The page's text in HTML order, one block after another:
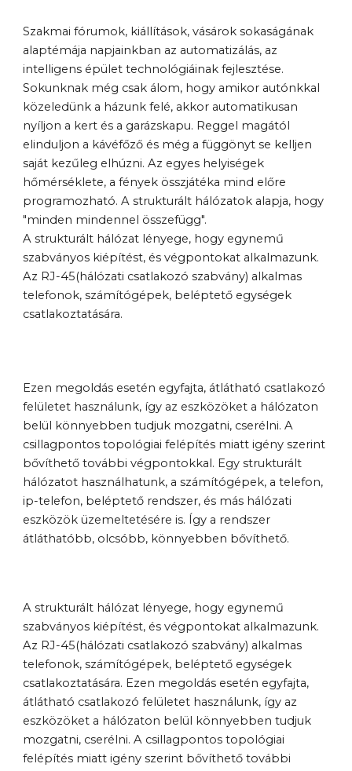
Szakmai fórumok, kiállítások, vásárok sokaságának
alaptémája napjainkban az automatizálás, az
intelligens épület technológiáinak fejlesztése.
Sokunknak még csak álom, hogy amikor autónkkal
közeledünk a házunk felé, akkor automatikusan
nyíljon a kert és a garázskapu. Reggel magától
elinduljon a kávéfőző és még a függönyt se kelljen
saját kezűleg elhúzni. Az egyes helyiségek
hőmérséklete, a fények összjátéka mind előre
programozható. A strukturált hálózatok alapja, hogy
"minden mindennel összefügg".
A strukturált hálózat lényege, hogy egynemű
szabványos kiépítést, és végpontokat alkalmazunk.
Az RJ-45(hálózati csatlakozó szabvány) alkalmas
telefonok, számítógépek, beléptető egységek
csatlakoztatására.
Ezen megoldás esetén egyfajta, átlátható csatlakozó
felületet használunk, így az eszközöket a hálózaton
belül könnyebben tudjuk mozgatni, cserélni. A
csillagpontos topológiai felépítés miatt igény szerint
bővíthető további végpontokkal. Egy strukturált
hálózatot használhatunk, a számítógépek, a telefon,
ip-telefon, beléptető rendszer, és más hálózati
eszközök üzemeltetésére is. Így a rendszer
átláthatóbb, olcsóbb, könnyebben bővíthető.
A strukturált hálózat lényege, hogy egynemű
szabványos kiépítést, és végpontokat alkalmazunk.
Az RJ-45(hálózati csatlakozó szabvány) alkalmas
telefonok, számítógépek, beléptető egységek
csatlakoztatására. Ezen megoldás esetén egyfajta,
átlátható csatlakozó felületet használunk, így az
eszközöket a hálózaton belül könnyebben tudjuk
mozgatni, cserélni. A csillagpontos topológiai
felépítés miatt igény szerint bővíthető további